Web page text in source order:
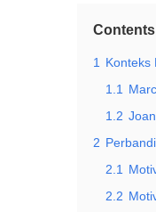
Contents
1 Konteks
1.1
1.2
2
2.1
2.2